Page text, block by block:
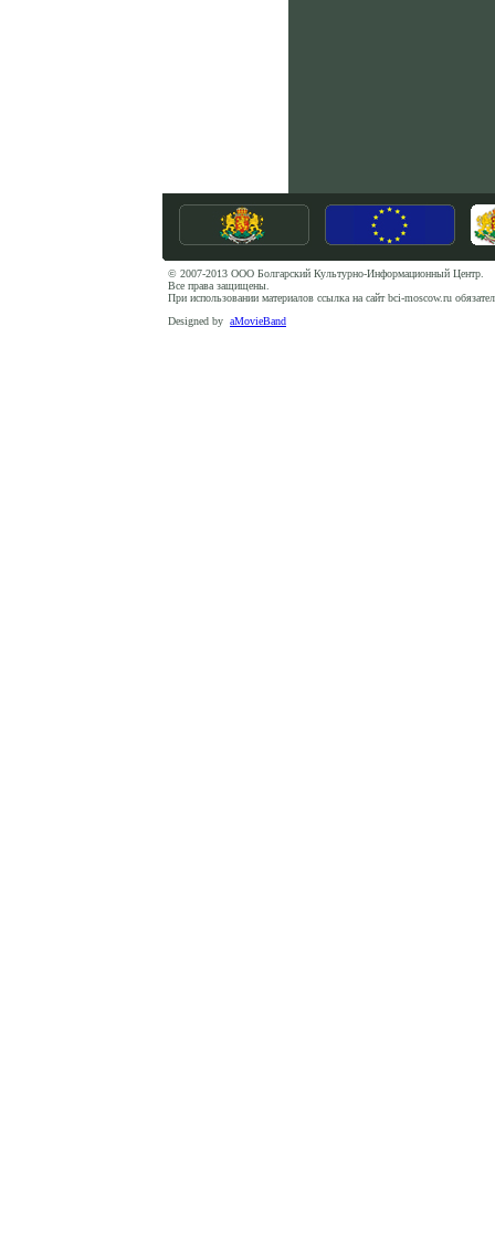
© 2007-2013 ООО Болгарский Культурно-Информационный Центр.
Все права защищены.
При использовании материалов ссылка на сайт bci-moscow.ru
Designed by aMovieBand